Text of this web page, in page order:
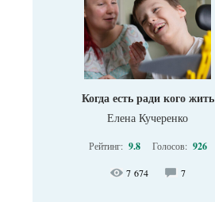
Когда есть ради кого жить
Елена Кучеренко
Рейтинг: 9.8 Голосов: 926
7 674 7